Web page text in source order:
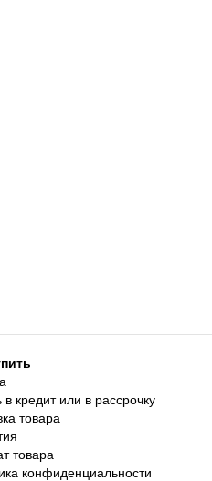
в кредит или в рассрочку
товара
товара
конфиденциальности